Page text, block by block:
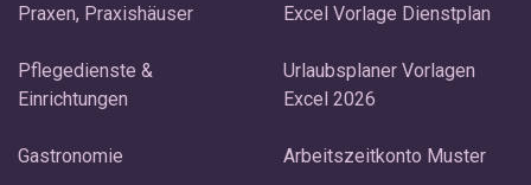
Praxen, Praxishäuser
Pflegedienste &
Einrichtungen
Gastronomie
Excel Vorlage Dienstplan
Urlaubsplaner Vorlagen
Excel 2026
Arbeitszeitkonto Muster